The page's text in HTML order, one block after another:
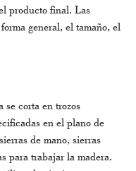
producto final. Las
general, el tamaño, el
se corta en trozos
en el plano de
de mano, sierras
para trabajar la madera.